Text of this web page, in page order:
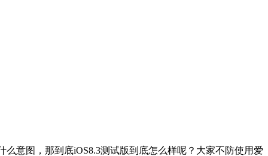
么意图，那到底iOS8.3测试版到底怎么样呢？大家不防使用爱